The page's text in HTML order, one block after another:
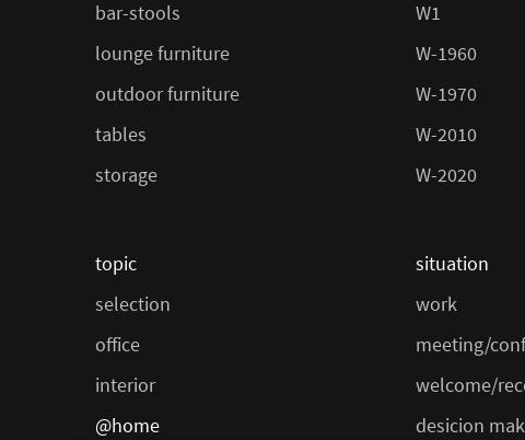
bar-stools
lounge furniture
outdoor furniture
tables
storage
W1
W-1960
W-1970
W-2010
W-2020
topic
selection
office
interior
@home
situation
work
meeting/
welcome/
desicion